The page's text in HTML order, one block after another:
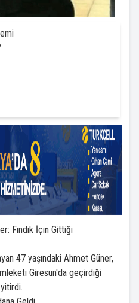
Fındık İçin Gittiği
47 yaşındaki Ahmet Güner,
Giresun'da geçirdiği